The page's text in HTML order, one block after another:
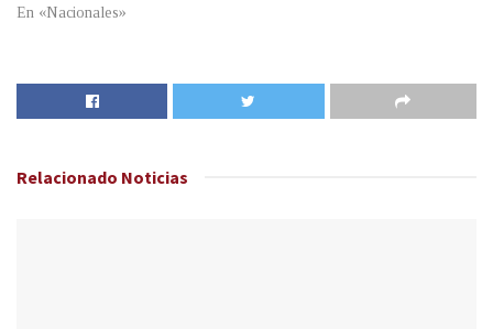
En «Nacionales»
Relacionado Noticias